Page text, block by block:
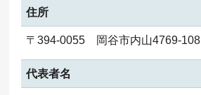
住所
〒394-0055 岡谷市内山4769-108
代表者名